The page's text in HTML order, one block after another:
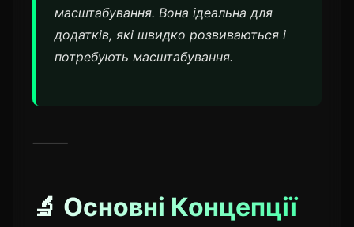
масштабування. Вона ідеальна для
додатків, які швидко розвиваються і
потребують масштабування.
⸻
🔬 Основні Концепції